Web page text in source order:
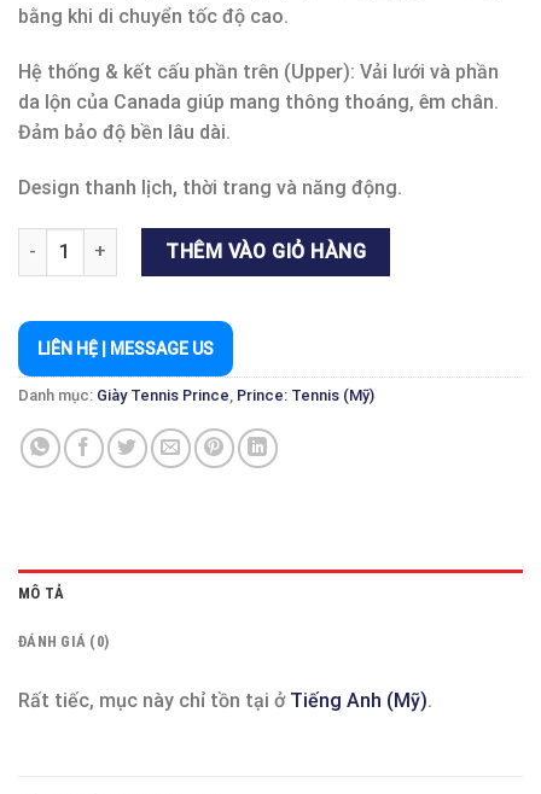
bằng khi di chuyển tốc độ cao.
Hệ thống & kết cấu phần trên (Upper): Vải lưới và phần
da lộn của Canada giúp mang thông thoáng, êm chân.
Đảm bảo độ bền lâu dài.
Design thanh lịch, thời trang và năng động.
GIÀY PRINCE PHANTOM 1 TRẮNG/ ĐEN TENNIS & PICKLEBALL
THÊM VÀO GIỎ HÀNG
LIÊN HỆ | MESSAGE US
Danh mục: Giày Tennis Prince Prince: Tennis (Mỹ)
MÔ TẢ
ĐÁNH GIÁ (0)
Rất tiếc, mục này chỉ tồn tại ở Tiếng Anh (Mỹ).